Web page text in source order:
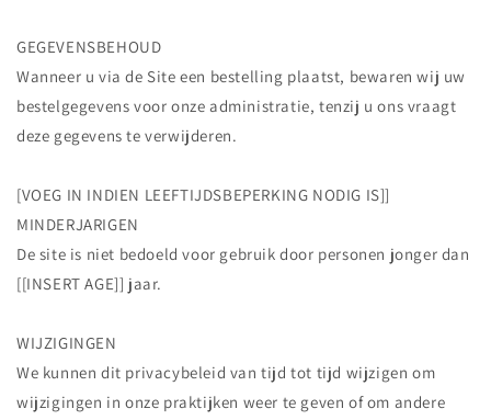
GEGEVENSBEHOUD
Wanneer u via de Site een bestelling plaatst, bewaren wij uw
bestelgegevens voor onze administratie, tenzij u ons vraagt ​​
deze gegevens te verwijderen.
[VOEG IN INDIEN LEEFTIJDSBEPERKING NODIG IS]]
MINDERJARIGEN
De site is niet bedoeld voor gebruik door personen jonger dan
[[INSERT AGE]] jaar.
WIJZIGINGEN
We kunnen dit privacybeleid van tijd tot tijd wijzigen om
wijzigingen in onze praktijken weer te geven of om andere